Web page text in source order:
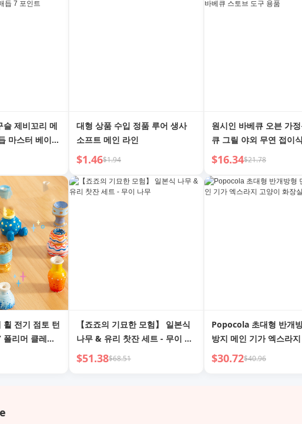
슬 제비꼬리 메
마스터 베이윈
휠 매듭 사각형
대형 상품 수입 정품 루어 생사
소프트 메인 라인
$1.46$1.94
원시인 바베큐 오븐 가
큐 그릴 야외 무연 접이
숯불 그릴 스토브 바베큐
$16.34$21.78
휠 전기 점토 턴
리머 클레이
장난감
【죠죠의 기묘한 모험】 일본식
나무 & 유리 찻잔 세트 - 무이 나
무
$51.38$68.51
Popocola 초대형 반개
방지 메인 기가 엑스라지
화장실
$30.72$40.96